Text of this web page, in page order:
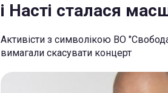
і Насті сталася
Активісти з символікою ВО
вимагали скасувати концерт